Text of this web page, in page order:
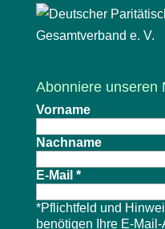
Abonniere unseren
Vorname
Nachname
E-Mail *
*Pflichtfeld und
benötigen Ihre E-